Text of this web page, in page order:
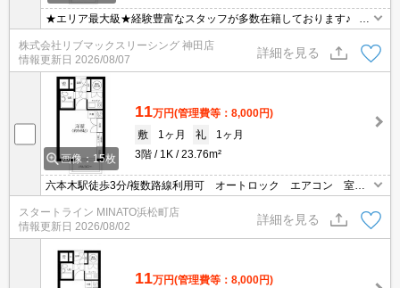
★エリア最大級★経験豊富なスタッフが多数在籍しております♪ 初
期費用クレジット支払可能！オンライン内覧・オンライン契約等弊
社に一度も来店せずとも問題ありません♪弊社ではネットに掲載され
ている物件も全てご紹介可能になりますので気になる物件は全て申
し付けください★
株式会社リブマックスリーシング 神田店
情報更新日 2026/08/07
詳細を見る
画像：15枚
11万円(管理費等：8,000円)
敷
1ヶ月 礼
1ヶ月
3階
1K 23.76m²
六本木駅徒歩3分/複数路線利用可 オートロック エアコン 室内
洗濯機置き場 1口ガスコンロ 収納あり
スタートライン MINATO浜松町店
情報更新日 2026/08/02
詳細を見る
11万円(管理費等：8,000円)